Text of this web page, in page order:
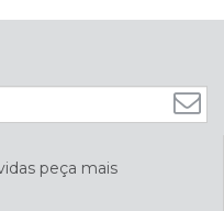
peça mais